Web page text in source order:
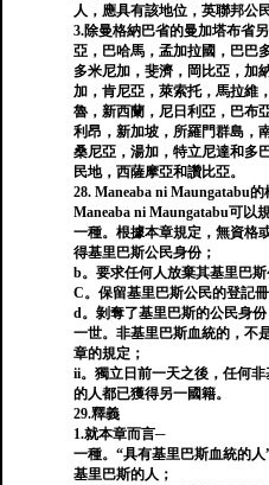
人，應具有該地位，英聯邦公
3.除曼格納巴省的曼加塔布省
亞，巴哈馬，孟加拉國，巴巴
多米尼加，斐濟，岡比亞，加
加，肯尼亞，萊索托，馬拉維
魯，新西蘭，尼日利亞，巴布
利昂，新加坡，所羅門群島，
桑尼亞，湯加，特立尼達和多
民地，西薩摩亞和讚比亞。
28. Maneaba ni Maungatabu的
Maneaba ni Maungatabu可以
一種。根據本章規定，無資格
得基里巴斯公民身份；
b。要求任何人放棄其基里巴斯
C。保留基里巴斯公民的登記
d。剝奪了基里巴斯的公民身份
一世。非基里巴斯血統的，不
章的規定；
ii。獨立日前一天之後，任何
的人都已獲得另一國籍。
29.釋義
1.就本章而言─
一種。“具有基里巴斯血統的
基里巴斯的人；